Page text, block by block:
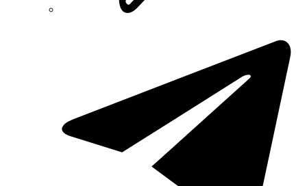
Smart-MAIC
Technoelectric (Италия)
Technosystems (Украина)
TEKPAN (Турция)
TeleTec (Украина)